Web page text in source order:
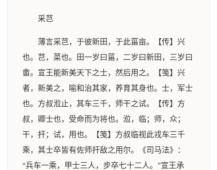
采芑
薄言采芑，于彼新田，于此菑亩。【传】兴
也。芑，菜也。田一岁曰菑，二岁曰新田，三岁曰
畬。宣王能新美天下之士，然后用之。【笺】兴
者，新美之，喻和治其家，养育其身也。士，军士
也。方叔涖止，其车三千，师干之试。【传】方
叔，卿士也，受命而为将也。涖，临；师，众；
干，扞；试，用也。【笺】方叔临视此戎车三千
乘，其士卒皆有佐师扞敌之用尔。《司马法》：
“兵车一乘，甲士三人，步卒七十二人。”宣王承